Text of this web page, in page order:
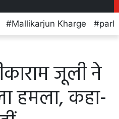
Mallikarjun Kharge
जूली ने
हमला, कहा-